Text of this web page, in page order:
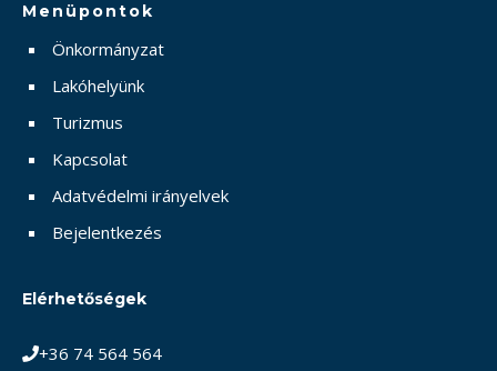
Menüpontok
Önkormányzat
Lakóhelyünk
Turizmus
Kapcsolat
Adatvédelmi irányelvek
Bejelentkezés
Elérhetőségek
+36 74 564 564